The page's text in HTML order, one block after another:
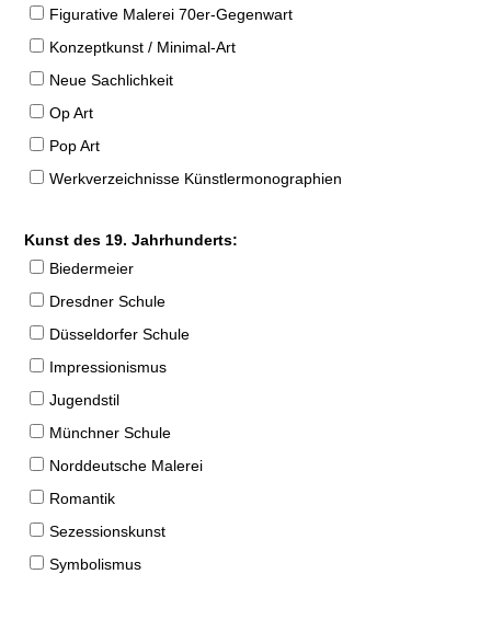
Figurative Malerei 70er-Gegenwart
Konzeptkunst / Minimal-Art
Neue Sachlichkeit
Op Art
Pop Art
Werkverzeichnisse Künstlermonographien
Kunst des 19. Jahrhunderts:
Biedermeier
Dresdner Schule
Düsseldorfer Schule
Impressionismus
Jugendstil
Münchner Schule
Norddeutsche Malerei
Romantik
Sezessionskunst
Symbolismus